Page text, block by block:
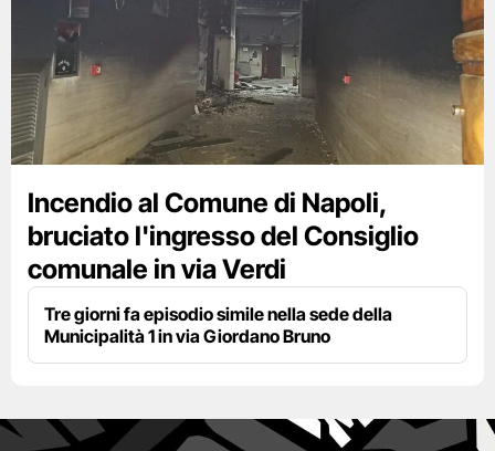
Incendio al Comune di Napoli,
bruciato l'ingresso del Consiglio
comunale in via Verdi
Tre giorni fa episodio simile nella sede della
Municipalità 1 in via Giordano Bruno